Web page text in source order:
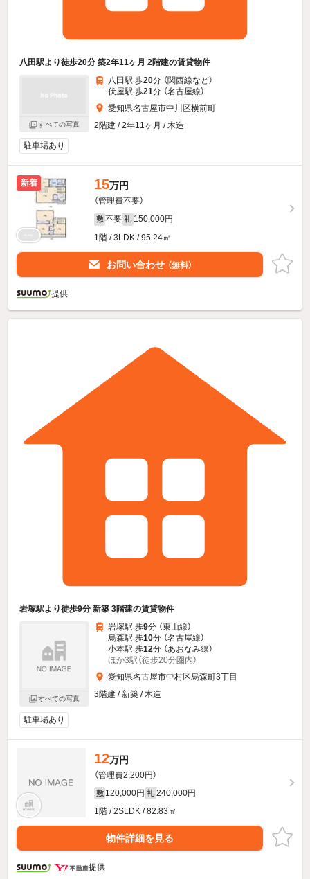
八田駅より徒歩20分 築2年11ヶ月 2階建の賃貸物件
すべての写真
八田駅 歩20分 （関西線など）
伏屋駅 歩21分 （名古屋線）
愛知県名古屋市中川区横前町
2階建 / 2年11ヶ月 / 木造
駐車場あり
新着 15万円
（管理費不要）
敷 不要 礼 150,000円
1階 / 3LDK / 95.24㎡
お問い合わせ （無料）
提供
岩塚駅より徒歩9分 新築 3階建の賃貸物件
すべての写真
岩塚駅 歩9分 （東山線）
烏森駅 歩10分 （名古屋線）
小本駅 歩12分 （あおなみ線）
ほか3駅（徒歩20分圏内）
愛知県名古屋市中村区烏森町3丁目
3階建 / 新築 / 木造
駐車場あり
12万円
（管理費2,200円）
敷 120,000円 礼 240,000円
1階 / 2SLDK / 82.83㎡
物件詳細を見る
提供